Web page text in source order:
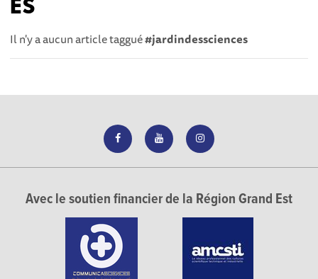
ES
Il n'y a aucun article taggué#jardindessciences
Avec le soutien financier de la Région Grand Est